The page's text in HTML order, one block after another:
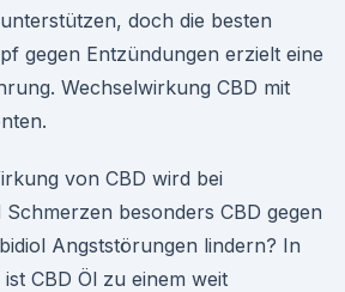
doch die besten
gegen Entzündungen erzielt eine
Wechselwirkung CBD mit
von CBD wird bei
besonders CBD gegen
Angststörungen lindern? In
CBD Öl zu einem weit